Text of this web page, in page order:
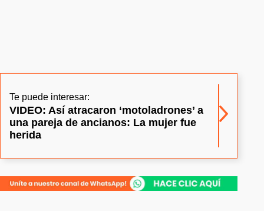
Te puede interesar:
VIDEO: Así atracaron ‘motoladrones’ a
una pareja de ancianos: La mujer fue
herida